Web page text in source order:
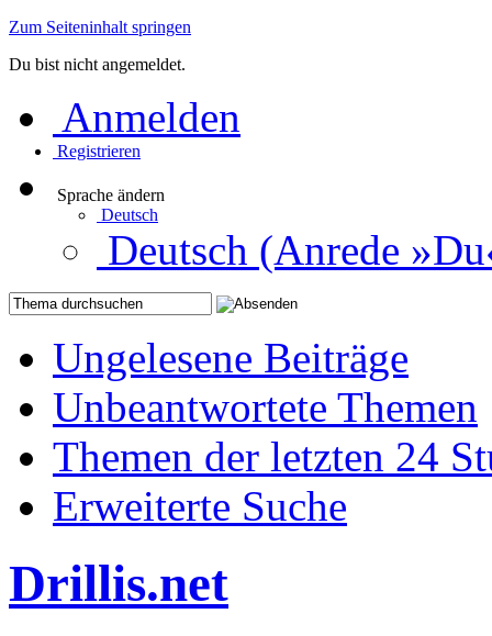
Zum Seiteninhalt springen
Du bist nicht angemeldet.
Anmelden
Registrieren
Sprache ändern
Deutsch
Deutsch (Anrede
Ungelesene Beiträge
Unbeantwortete Themen
Themen der letzten 24
Erweiterte Suche
Drillis.net